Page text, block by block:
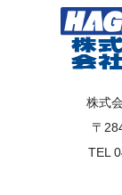
株式
〒
TEL